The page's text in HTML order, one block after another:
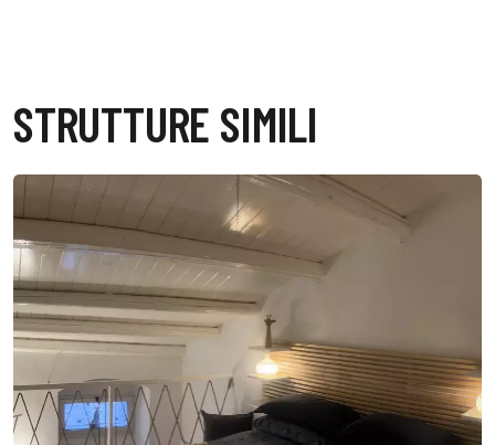
STRUTTURE SIMILI